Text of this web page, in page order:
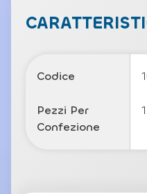
c
y
li
Codice
Pezzi Per
Confezione